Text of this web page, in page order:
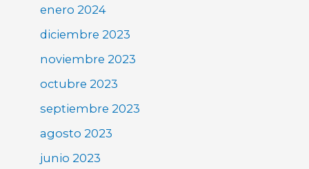
enero 2024
diciembre 2023
noviembre 2023
octubre 2023
septiembre 2023
agosto 2023
junio 2023